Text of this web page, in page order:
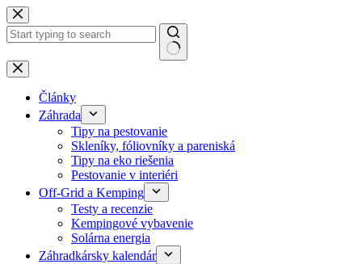
Skip
to
content
No
results
Články
Záhrada
Tipy na pestovanie
Skleníky, fóliovníky a pareniská
Tipy na eko riešenia
Pestovanie v interiéri
Off-Grid a Kemping
Testy a recenzie
Kempingové vybavenie
Solárna energia
Záhradkársky kalendár